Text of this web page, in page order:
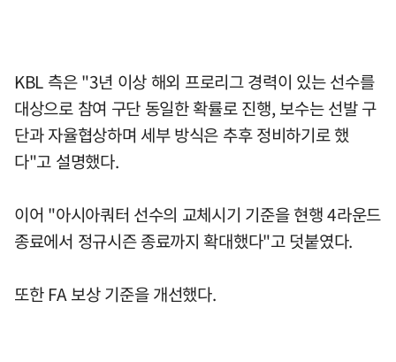
KBL 측은 "3년 이상 해외 프로리그 경력이 있는 선수를
대상으로 참여 구단 동일한 확률로 진행, 보수는 선발 구
단과 자율협상하며 세부 방식은 추후 정비하기로 했
다"고 설명했다.
이어 "아시아쿼터 선수의 교체시기 기준을 현행 4라운드
종료에서 정규시즌 종료까지 확대했다"고 덧붙였다.
또한 FA 보상 기준을 개선했다.